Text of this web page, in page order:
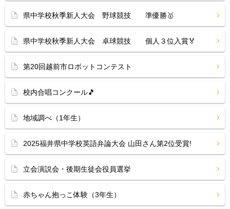
県中学校秋季新人大会 野球競技 準優勝🥇
県中学校秋季新人大会 卓球競技 個人３位入賞🏅
第20回越前市ロボットコンテスト
校内合唱コンクール🎵
地域調べ（1年生）
2025福井県中学校英語弁論大会 山田さん第2位受賞!
立会演説会・後期生徒会役員選挙
赤ちゃん抱っこ体験（3年生）